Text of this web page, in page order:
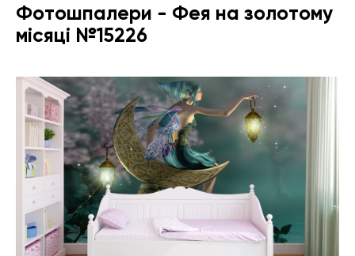
Фотошпалери - Фея на золотому
місяці №15226